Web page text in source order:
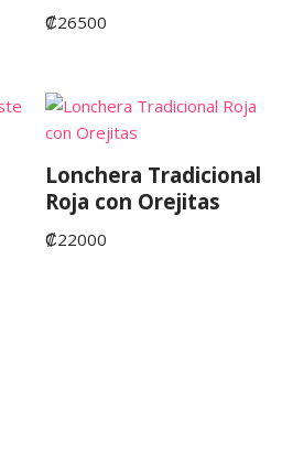
₡26500
Lonchera Tradicional
Roja con Orejitas
₡22000